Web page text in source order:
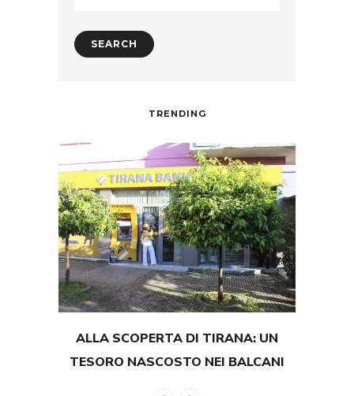
TRENDING
ALLA SCOPERTA DI TIRANA: UN
TESORO NASCOSTO NEI BALCANI